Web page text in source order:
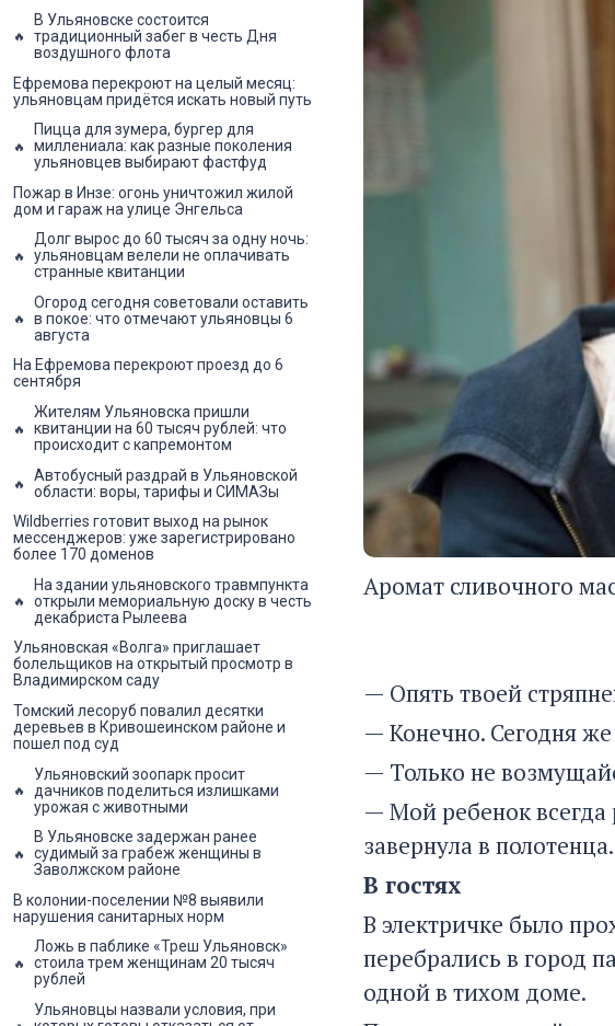
Аромат сливочного
— Опять твоей
— Конечно. Сегодня
— Только не
— Мой ребенок всегда
завернула в
В гостях
В электричке было
перебрались в город
одной в тихом доме.
В Ульяновске состоится
традиционный забег в честь Дня
воздушного флота
Ефремова перекроют на целый месяц:
ульяновцам придётся искать новый путь
Пицца для зумера, бургер для
миллениала: как разные поколения
ульяновцев выбирают фастфуд
Пожар в Инзе: огонь уничтожил жилой
дом и гараж на улице Энгельса
Долг вырос до 60 тысяч за одну ночь:
ульяновцам велели не оплачивать
странные квитанции
Огород сегодня советовали оставить
в покое: что отмечают ульяновцы 6
августа
На Ефремова перекроют проезд до 6
сентября
Жителям Ульяновска пришли
квитанции на 60 тысяч рублей: что
происходит с капремонтом
Автобусный раздрай в Ульяновской
области: воры, тарифы и СИМАЗы
Wildberries готовит выход на рынок
мессенджеров: уже зарегистрировано
более 170 доменов
На здании ульяновского травмпункта
открыли мемориальную доску в честь
декабриста Рылеева
Ульяновская «Волга» приглашает
болельщиков на открытый просмотр в
Владимирском саду
Томский лесоруб повалил десятки
деревьев в Кривошеинском районе и
пошел под суд
Ульяновский зоопарк просит
дачников поделиться излишками
урожая с животными
В Ульяновске задержан ранее
судимый за грабеж женщины в
Заволжском районе
В колонии-поселении №8 выявили
нарушения санитарных норм
Ложь в паблике «Треш Ульяновск»
стоила трем женщинам 20 тысяч
рублей
Ульяновцы назвали условия, при